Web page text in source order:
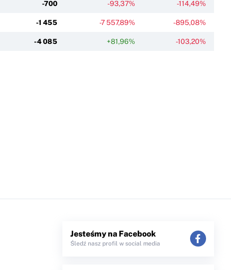
-700 -93,37% -114,49%
-1 455 -7 557,89% -895,08%
-4 085 +81,96% -103,20%
Jesteśmy na Facebook
Śledź nasz profil w social media